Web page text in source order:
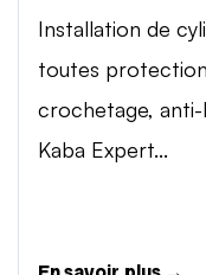
Installation de
toutes
crochetage, anti-
Kaba Expert...